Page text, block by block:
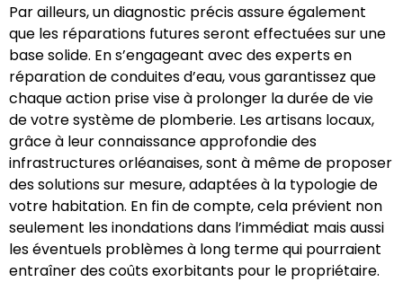
Par ailleurs, un diagnostic précis assure également
que les réparations futures seront effectuées sur une
base solide. En s’engageant avec des experts en
réparation de conduites d’eau, vous garantissez que
chaque action prise vise à prolonger la durée de vie
de votre système de plomberie. Les artisans locaux,
grâce à leur connaissance approfondie des
infrastructures orléanaises, sont à même de proposer
des solutions sur mesure, adaptées à la typologie de
votre habitation. En fin de compte, cela prévient non
seulement les inondations dans l’immédiat mais aussi
les éventuels problèmes à long terme qui pourraient
entraîner des coûts exorbitants pour le propriétaire.